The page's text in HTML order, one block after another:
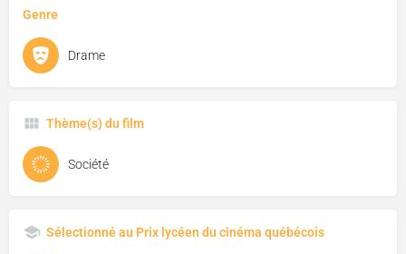
Genre
Drame
Thème(s) du film
Société
Sélectionné au Prix lycéen du cinéma québécois